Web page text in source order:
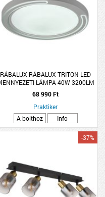
RÁBALUX RÁBALUX TRITON LED
LÁMPA 40W 3200LM
2700-6500K IP20 51CM FEHÉR
68 990 Ft
Praktiker
A bolthoz
Info
-37%